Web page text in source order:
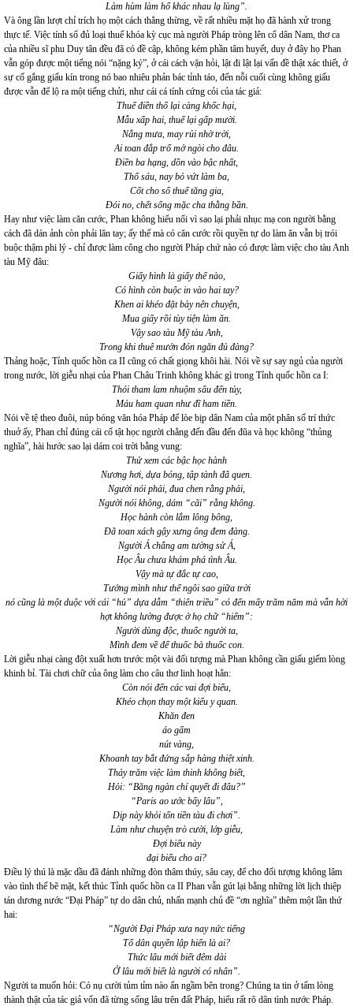
Làm hùm làm hổ khác nhau lạ lùng”.
Và ông lần lượt chỉ trích họ một cách thẳng thừng, về rất nhiều mặt họ đã hành xử trong
thực tế. Việc tính sổ đủ loại thuế khóa kỳ cục mà người Pháp tròng lên cổ dân Nam, thơ ca
của nhiều sĩ phu Duy tân đều đã có đề cập, không kém phần tâm huyết, duy ở đây họ Phan
vẫn góp được một tiếng nói “nặng ký”, ở cái cách vặn hỏi, lật đi lật lại vấn đề thật xác thiết, ở
sự cố gắng giấu kín trong nó bao nhiêu phản bác tỉnh táo, đến nỗi cuối cùng không giấu
được vẫn để lộ ra một tiếng chửi, như cái cá tính cứng cỏi của tác giả:
Thuế điền thổ lại càng khốc hại,
Mẫu xấp hai, thuế lại gấp mười.
Nắng mưa, may rủi nhờ trời,
Ai toan đắp trổ mở ngòi cho đâu.
Điền ba hạng, dồn vào bậc nhất,
Thổ sáu, nay bỏ vứt làm ba,
Cốt cho số thuế tăng gia,
Đói no, chết sống mặc cha thằng bần.
Hay như việc làm căn cước, Phan không hiểu nổi vì sao lại phải nhục mạ con người bằng
cách đã dán ảnh còn phải lăn tay; ấy thế mà có căn cước rồi quyền tự do làm ăn vẫn bị trói
buộc thậm phi lý - chỉ được làm công cho người Pháp chứ nào có được làm việc cho tàu Anh
tàu Mỹ đâu:
Giấy hình là giấy thế nào,
Có hình còn buộc in vào hai tay?
Khen ai khéo đặt bày nên chuyện,
Mua giấy rồi tùy tiện làm ăn.
Vậy sao tàu Mỹ tàu Anh,
Trong khi thuê mướn đón ngăn đủ đàng?
Thảng hoặc, Tỉnh quốc hồn ca II cũng có chất giọng khôi hài. Nói về sự say ngủ của người
trong nước, lời giễu nhại của Phan Châu Trinh không khác gì trong Tỉnh quốc hồn ca I:
Thói tham lam nhuộm sâu đến tủy,
Máu ham quan như đĩ ham tiền.
Nói về tệ theo đuôi, núp bóng văn hóa Pháp để lòe bịp dân Nam của một phân số trí thức
thuở ấy, Phan chỉ đúng cái cố tật học người chẳng đến đầu đến đũa và học không “thủng
nghĩa”, hài hước sao lại dám coi trời bằng vung:
Thử xem các bậc học hành
Nương hơi, dựa bóng, tập tành đã quen.
Người nói phải, đua chen rằng phải,
Người nói không, dám “cãi” rằng không.
Học hành còn lắm lông bông,
Đã toan xách gậy xưng ông đem đàng.
Người Á chẳng am tường sử Á,
Học Âu chưa khám phá tình Âu.
Vậy mà tự đắc tự cao,
Tưởng mình như thể ngôi sao giữa trời
nó cũng là một duộc với cái “hủ” dựa dẫm “thiên triều” có đến mấy trăm năm mà vẫn hời
hợt không lường được ở họ chữ “hiểm”:
Người dùng độc, thuốc người ta,
Mình đem về để thuốc bà thuốc con.
Lời giễu nhại càng đột xuất hơn trước một vài đối tượng mà Phan không cần giấu giếm lòng
khinh bỉ. Tài chơi chữ của ông làm cho câu thơ linh hoạt hẳn:
Còn nói đến các vai đợi biểu,
Khéo chọn thay một kiểu y quan.
Khăn đen
áo gấm
nút vàng,
Khoanh tay bắt đứng sắp hàng thiệt xinh.
Thảy trăm việc làm thinh không biết,
Hỏi: “Băng ngàn chí quyết đi đâu?”
“Paris ao ước bấy lâu”,
Dịp này khỏi tốn tiền tàu đi chơi”.
Làm như chuyện trò cười, lớp giễu,
Đợi biểu này
đại biểu cho ai?
Điều lý thú là mặc dầu đã đánh những đòn thâm thúy, sâu cay, để cho đối tượng không lâm
vào tình thế bẽ mặt, kết thúc Tỉnh quốc hồn ca II Phan vẫn gút lại bằng những lời lịch thiệp
tán dương nước “Đại Pháp” tự do dân chủ, nhấn mạnh chủ đề “ơn nghĩa” thêm một lần thứ
hai:
“Người Đại Pháp xưa nay nức tiếng
Tổ dân quyền lập hiến là ai?
Thức lâu mới biết đêm dài
Ở lâu mới biết là người có nhân”.
Người ta muốn hỏi: Có nụ cười tủm tỉm nào ẩn ngầm bên trong? Chúng ta tin ở tấm lòng
thành thật của tác giả vốn đã từng sống lâu trên đất Pháp, hiểu rất rõ dân tình nước Pháp.